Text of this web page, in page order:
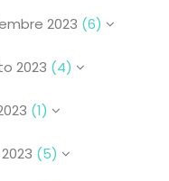
2023 (6)
2023 (4)
(1)
(5)